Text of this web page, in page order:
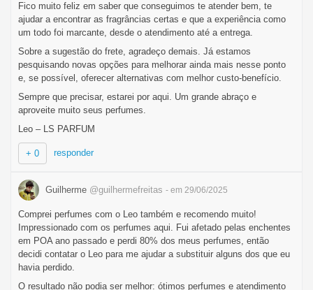
Fico muito feliz em saber que conseguimos te atender bem, te
ajudar a encontrar as fragrâncias certas e que a experiência como
um todo foi marcante, desde o atendimento até a entrega.
Sobre a sugestão do frete, agradeço demais. Já estamos
pesquisando novas opções para melhorar ainda mais nesse ponto
e, se possível, oferecer alternativas com melhor custo-benefício.
Sempre que precisar, estarei por aqui. Um grande abraço e
aproveite muito seus perfumes.
Leo – LS PARFUM
+ 0 responder
Guilherme @guilhermefreitas - em 29/06/2025
Comprei perfumes com o Leo também e recomendo muito!
Impressionado com os perfumes aqui. Fui afetado pelas enchentes
em POA ano passado e perdi 80% dos meus perfumes, então
decidi contatar o Leo para me ajudar a substituir alguns dos que eu
havia perdido.
O resultado não podia ser melhor: ótimos perfumes e atendimento